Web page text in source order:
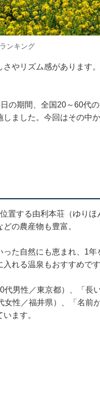
ンキング
やリズム感があります
の期間、全国20～60代
ました。今回はその中
置する由利本荘（ゆり
の農産物も豊富。
た自然にも恵まれ、1
れる温泉もおすすめです
代男性／東京都）、「長
性／福井県）、「名前
ます。